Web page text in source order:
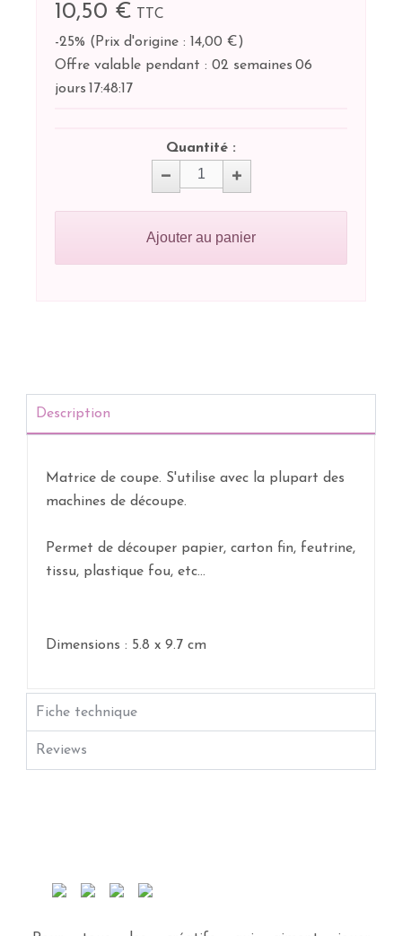
10,50 €
TTC
-25% ( Prix d'origine : 14,00 €)
Offre valable pendant : 02 semaines 06
jours 17:48:17
Quantité :
Ajouter au panier
Description
Matrice de coupe. S'utilise avec la plupart des
machines de découpe.
Permet de découper papier, carton fin, feutrine,
tissu, plastique fou, etc...
Dimensions : 5.8 x 9.7 cm
Fiche technique
Reviews